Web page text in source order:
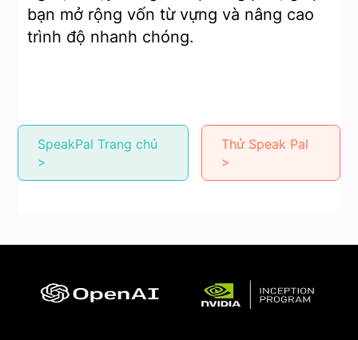
bạn mở rộng vốn từ vựng và nâng cao
trình độ nhanh chóng.
SpeakPal Trang chủ
>
Thử Speak Pal
>